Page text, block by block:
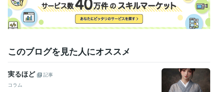
このブログを見た人にオススメ
実るほど
記事
コラム